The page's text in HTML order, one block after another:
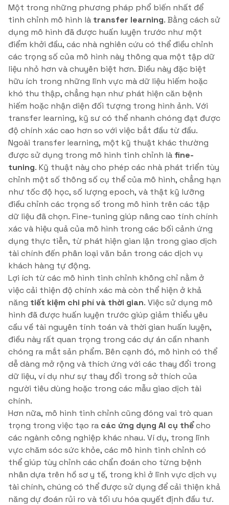
Một trong những phương pháp phổ biến nhất để
tinh chỉnh mô hình là transfer learning. Bằng cách sử
dụng mô hình đã được huấn luyện trước như một
điểm khởi đầu, các nhà nghiên cứu có thể điều chỉnh
các trọng số của mô hình này thông qua một tập dữ
liệu nhỏ hơn và chuyên biệt hơn. Điều này đặc biệt
hữu ích trong những lĩnh vực mà dữ liệu hiếm hoặc
khó thu thập, chẳng hạn như phát hiện căn bệnh
hiếm hoặc nhận diện đối tượng trong hình ảnh. Với
transfer learning, kỹ sư có thể nhanh chóng đạt được
độ chính xác cao hơn so với việc bắt đầu từ đầu.
Ngoài transfer learning, một kỹ thuật khác thường
được sử dụng trong mô hình tinh chỉnh là fine-
tuning. Kỹ thuật này cho phép các nhà phát triển tùy
chỉnh một số thông số cụ thể của mô hình, chẳng hạn
như tốc độ học, số lượng epoch, và thật kỹ lưỡng
điều chỉnh các trọng số trong mô hình trên các tập
dữ liệu đã chọn. Fine-tuning giúp nâng cao tính chính
xác và hiệu quả của mô hình trong các bối cảnh ứng
dụng thực tiễn, từ phát hiện gian lận trong giao dịch
tài chính đến phân loại văn bản trong các dịch vụ
khách hàng tự động.
Lợi ích từ các mô hình tinh chỉnh không chỉ nằm ở
việc cải thiện độ chính xác mà còn thể hiện ở khả
năng tiết kiệm chi phí và thời gian. Việc sử dụng mô
hình đã được huấn luyện trước giúp giảm thiểu yêu
cầu về tài nguyên tính toán và thời gian huấn luyện,
điều này rất quan trọng trong các dự án cần nhanh
chóng ra mắt sản phẩm. Bên cạnh đó, mô hình có thể
dễ dàng mở rộng và thích ứng với các thay đổi trong
dữ liệu, ví dụ như sự thay đổi trong sở thích của
người tiêu dùng hoặc trong các mẫu giao dịch tài
chính.
Hơn nữa, mô hình tinh chỉnh cũng đóng vai trò quan
trọng trong việc tạo ra các ứng dụng AI cụ thểcho
các ngành công nghiệp khác nhau. Ví dụ, trong lĩnh
vực chăm sóc sức khỏe, các mô hình tinh chỉnh có
thể giúp tùy chỉnh các chẩn đoán cho từng bệnh
nhân dựa trên hồ sơ y tế, trong khi ở lĩnh vực dịch vụ
tài chính, chúng có thể được sử dụng để cải thiện khả
năng dự đoán rủi ro và tối ưu hóa quyết định đầu tư.